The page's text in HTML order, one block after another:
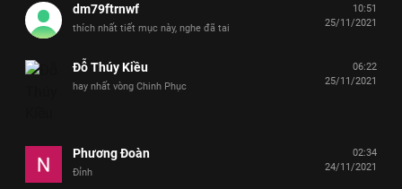
dm79ftrnwf
thích nhất tiết mục này, nghe đã tai
10:51
25/11/2021
Đỗ Thúy Kiều
hay nhất vòng Chinh Phục
06:22
25/11/2021
Phương Đoàn
Đỉnh
02:34
24/11/2021